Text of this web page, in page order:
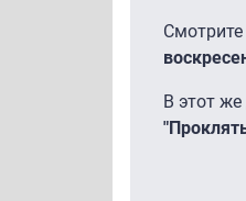
В этот